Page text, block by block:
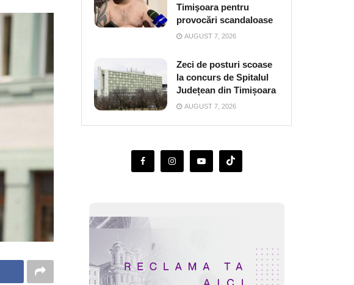
Timişoara pentru
provocări scandaloase
AUGUST 7, 2026
Zeci de posturi scoase
la concurs de Spitalul
Județean din Timișoara
AUGUST 7, 2026